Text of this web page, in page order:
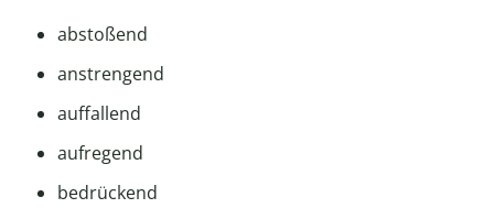
abstoßend
anstrengend
auffallend
aufregend
bedrückend